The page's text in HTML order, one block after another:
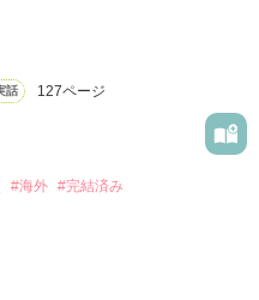
む
のだが、でもその違う名を
を投げかけ続ける。
にもなりつつも日々の生活
になる。
。
話 127ページ
#海外 #完結済み